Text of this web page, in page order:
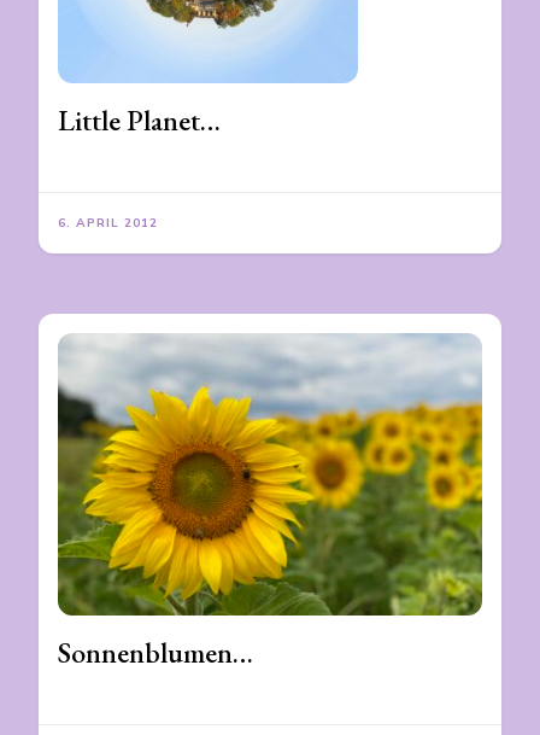
Little Planet…
6. APRIL 2012
Sonnenblumen…